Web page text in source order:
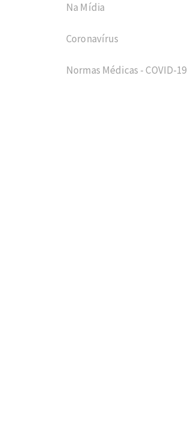
Na Mídia
Coronavírus
Normas Médicas - COVID-19